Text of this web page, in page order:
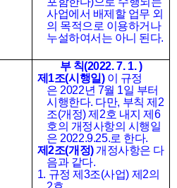
사업에서 배제할 업무 외
의 목적으로 이용하거나
누설하여서는 아니 된다.
부 칙(2022. 7. 1. )
제 1조(시행일) 이 규정
은 2022년 7월 1일 부터
시행한다. 다만, 부칙 제 2
조(개정)제 2호 내지 제 6
호의 개정사항의 시행일
은 2022.9.25.로 한다.
제2조(개정) 개정사항은 다
음과 같다.
1. 규정 제 3조(사업) 제 2의